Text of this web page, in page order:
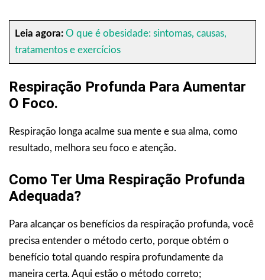
Leia agora: O que é obesidade: sintomas, causas,
tratamentos e exercícios
Respiração Profunda Para Aumentar
O Foco.
Respiração longa acalme sua mente e sua alma, como
resultado, melhora seu foco e atenção.
Como Ter Uma Respiração Profunda
Adequada?
Para alcançar os benefícios da respiração profunda, você
precisa entender o método certo, porque obtém o
benefício total quando respira profundamente da
maneira certa. Aqui estão o método correto;